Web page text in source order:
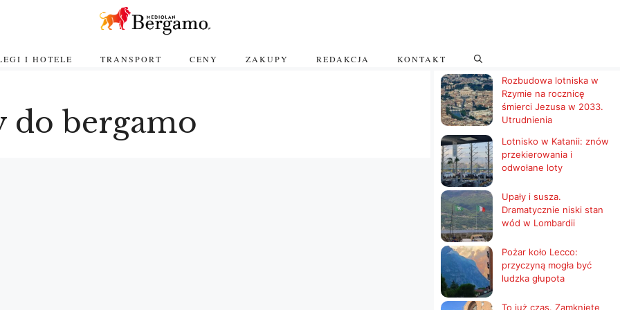
I HOTELE TRANSPORT CENY ZAKUPY REDAKCJA KONTAKT
do bergamo
Rozbudowa lotniska w
Rzymie na rocznicę
śmierci Jezusa w 2033.
Utrudnienia
Lotnisko w Katanii: znów
przekierowania i
odwołane loty
Upały i susza.
Dramatycznie niski stan
wód w Lombardii
Pożar koło Lecco:
przyczyną mogła być
ludzka głupota
To już czas. Zamknięte